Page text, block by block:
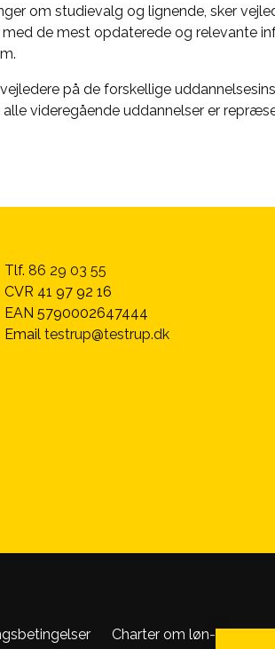
om studievalg og lignende, sker
de mest opdaterede og relevante
på de forskellige
videregående uddannelser er
Tlf. 86 29 03 55
CVR 41 97 92 16
EAN 5790002647444
Email testrup@testrup.dk
Charter om løn- og